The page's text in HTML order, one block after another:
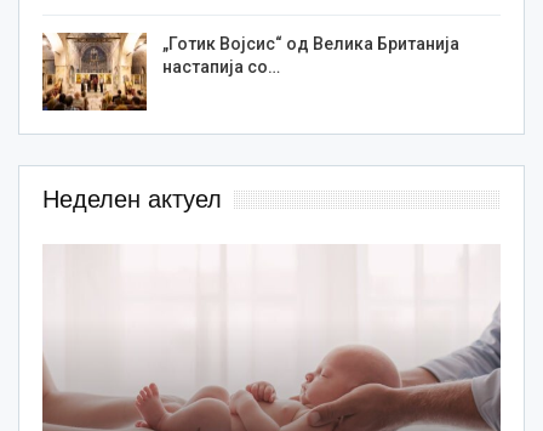
„Готик Војсис“ од Велика Британија
настапија со…
Неделен актуел